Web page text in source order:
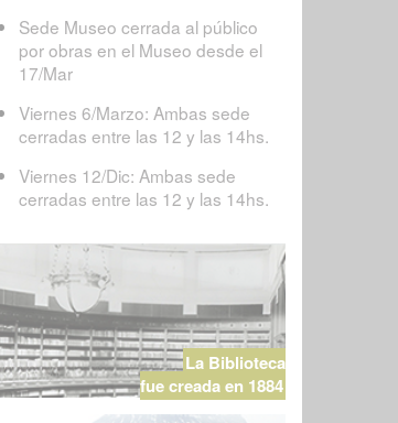
Sede Museo cerrada al público
por obras en el Museo desde el
17/Mar
Viernes 6/Marzo: Ambas sede
cerradas entre las 12 y las 14hs.
Viernes 12/Dic: Ambas sede
cerradas entre las 12 y las 14hs.
La Biblioteca
fue creada en 1884